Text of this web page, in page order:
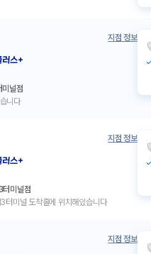
지점 정보
러스+
미널점
니다
지점 정보
러스+
터미널점
터미널 도착홀에 위치해있습니다
지점 정보